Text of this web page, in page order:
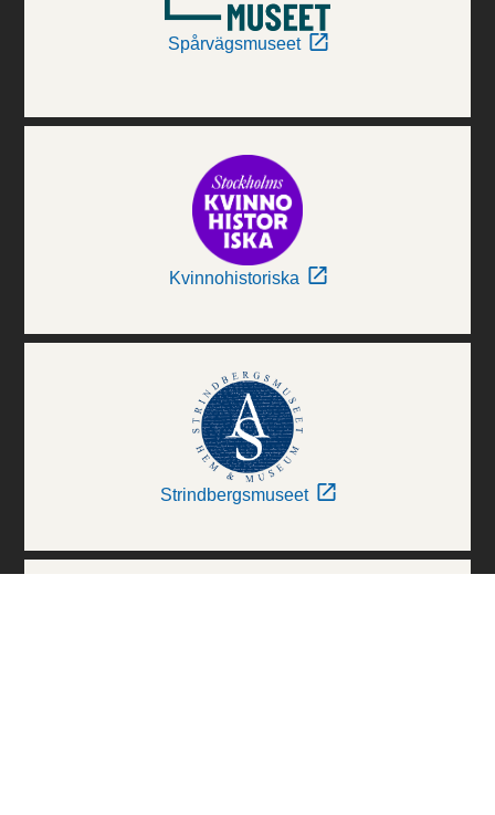
Spårvägsmuseet
Kvinnohistoriska
Strindbergsmuseet